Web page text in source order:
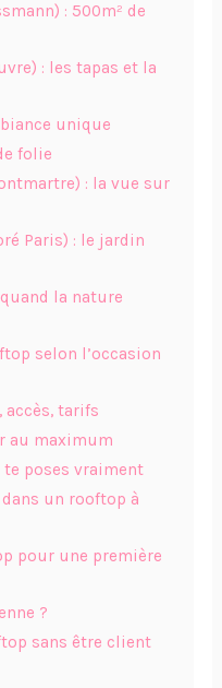
: 500m² de
: les tapas et la
unique
folie
: la vue sur
Paris) : le jardin
la nature
selon l’occasion
accès, tarifs
au maximum
te poses vraiment
un rooftop à
pour une première
?
sans être client